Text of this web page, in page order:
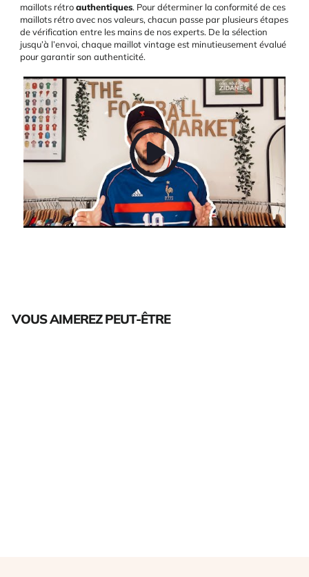
maillots rétroauthentiques. Pour déterminer la conformité de ces
maillots rétro avec nos valeurs, chacun passe par plusieurs étapes
de vérification entre les mains de nos experts. De la sélection
jusqu’à l’envoi, chaque maillot vintage est minutieusement évalué
pour garantir son authenticité.
VOUS AIMEREZ PEUT-ÊTRE